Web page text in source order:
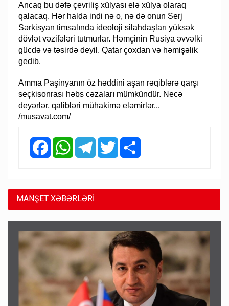
Ancaq bu dəfə çevriliş xülyası elə xülya olaraq
qalacaq. Hər halda indi nə o, nə də onun Serj
Sərkisyan timsalında ideoloji silahdaşları yüksək
dövlət vəzifələri tutmurlar. Həmçinin Rusiya əvvəlki
gücdə və təsirdə deyil. Qatar çoxdan və həmişəlik
gedib.
Amma Paşinyanın öz həddini aşan rəqiblərə qarşı
seçkisonrası həbs cəzaları mümkündür. Necə
deyərlər, qalibləri mühakimə eləmirlər...
/musavat.com/
FacebookWhatsAppTelegramTwitter
MANŞET XƏBƏRLƏRİ